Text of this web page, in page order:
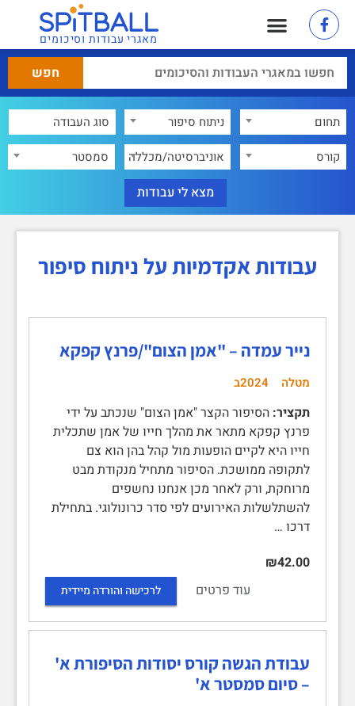
מאגרי עבודות וסיכומים
תחום
ניתוח סיפור
קורס
אוניברסיטה/מכללה סמסטר
עבודות אקדמיות על ניתוח סיפור
נייר עמדה – "אמן הצום"/פרנץ קפקא
מטלה 2024ב
תקציר: הסיפור הקצר "אמן הצום" שנכתב על ידי
פרנץ קפקא מתאר את מהלך חייו של אמן שתכלית
חייו היא לקיים הופעות מול קהל בהן הוא צם
לתקופה ממושכת. הסיפור מתחיל מנקודת מבט
מרוחקת, ורק לאחר מכן אנחנו נחשפים
להשתלשלות האירועים לפי סדר כרונולוגי. בתחילת
דרכו …
₪42.00
עוד פרטים
לרכישה והורדה מיידית
עבודת הגשה קורס יסודות הסיפורת א'
– סיום סמסטר א'